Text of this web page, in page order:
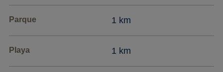
Parque 1 km
Playa 1 km